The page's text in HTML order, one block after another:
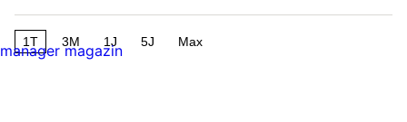
1T 3M 1J 5J Max
manager magazin